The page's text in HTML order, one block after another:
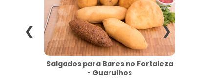
Salgados para Bares no Fortaleza
- Guarulhos